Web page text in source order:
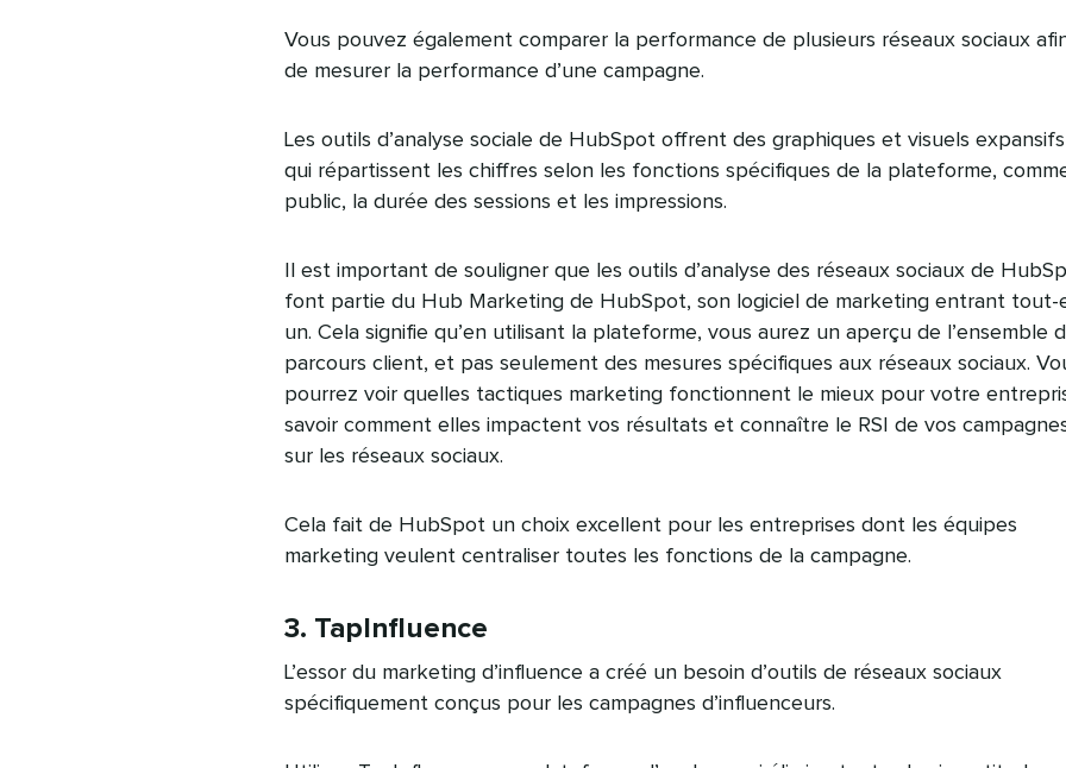
Vous pouvez également comparer la performance de plusieurs réseaux sociaux
de mesurer la performance d’une campagne.
Les outils d’analyse sociale de HubSpot offrent des graphiques et visuels expansifs
qui répartissent les chiffres selon les fonctions spécifiques de la plateforme,
public, la durée des sessions et les impressions.
Il est important de souligner que les outils d’analyse des réseaux sociaux de
font partie du Hub Marketing de HubSpot, son logiciel de marketing entrant tout-
un. Cela signifie qu’en utilisant la plateforme, vous aurez un aperçu de l’ensemble
parcours client, et pas seulement des mesures spécifiques aux réseaux sociaux.
pourrez voir quelles tactiques marketing fonctionnent le mieux pour votre
savoir comment elles impactent vos résultats et connaître le RSI de vos
sur les réseaux sociaux.
Cela fait de HubSpot un choix excellent pour les entreprises dont les équipes
marketing veulent centraliser toutes les fonctions de la campagne.
3. TapInfluence
L’essor du marketing d’influence a créé un besoin d’outils de réseaux sociaux
spécifiquement conçus pour les campagnes d’influenceurs.